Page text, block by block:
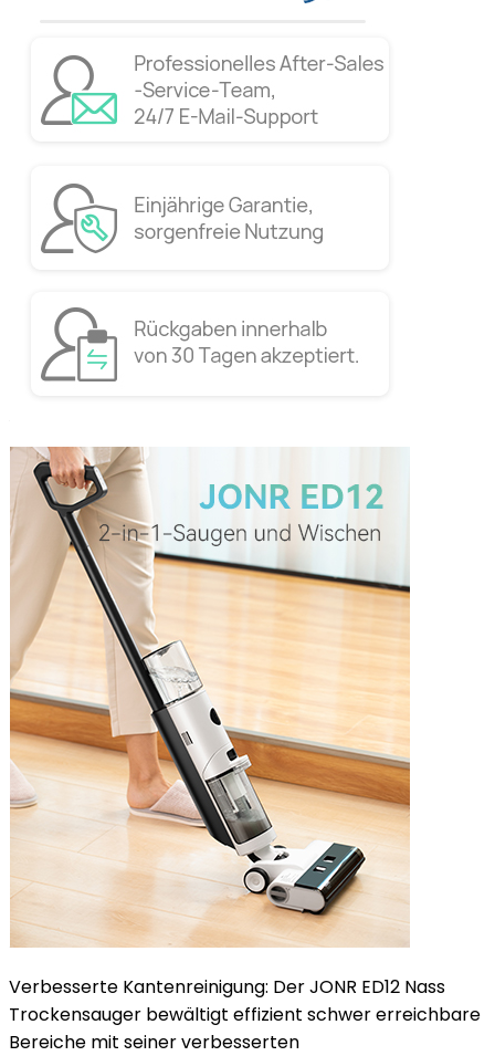
Verbesserte Kantenreinigung: Der JONR ED12 Nass
Trockensauger bewältigt effizient schwer erreichbare
Bereiche mit seiner verbesserten